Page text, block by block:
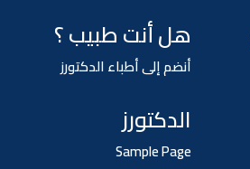
هل أنت طبيب ؟
أنضم إلى أطباء الدكتورز
الدكتورز
Sample Page